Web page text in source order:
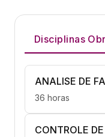
Disciplinas
ANALISE DE
36 horas
CONTROLE